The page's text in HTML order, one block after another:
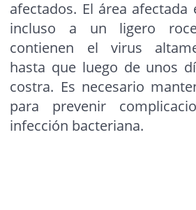
afectados. El área afectada
incluso a un ligero
contienen el virus
hasta que luego de unos
costra. Es necesario
para prevenir
infección bacteriana.